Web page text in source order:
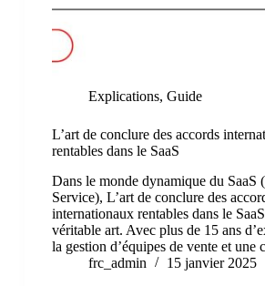
Explications, Guide
L’art de conclure des accords
rentables dans le SaaS
Dans le monde dynamique du SaaS
Service), L’art de conclure des
internationaux rentables dans le
véritable art. Avec plus de 15 ans
la gestion d’équipes de vente et une
frc_admin
15 janvier 2025